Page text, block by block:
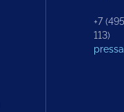
+7
113)